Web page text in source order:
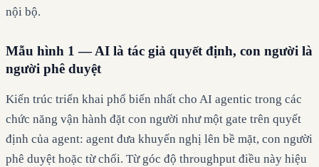
nội bộ.
Mẫu hình 1 — AI là tác giả quyết định, con người là
người phê duyệt
Kiến trúc triển khai phổ biến nhất cho AI agentic trong các
chức năng vận hành đặt con người như một gate trên quyết
định của agent: agent đưa khuyến nghị lên bề mặt, con người
phê duyệt hoặc từ chối. Từ góc độ throughput điều này hiệu